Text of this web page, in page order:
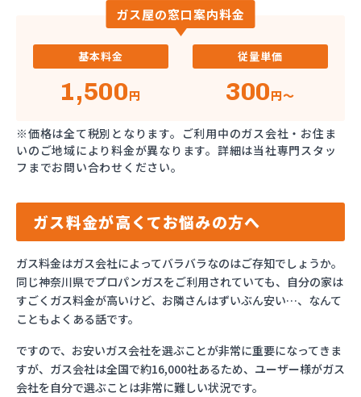
ガス屋の窓口案内料金
基本料金
1,500円
従量単価
300円～
※価格は全て税別となります。ご利用中のガス会社・お住ま
いのご地域により料金が異なります。詳細は当社専門スタッ
フまでお問い合わせください。
ガス料金が高くてお悩みの方へ
ガス料金はガス会社によってバラバラなのはご存知でしょうか。
同じ神奈川県でプロパンガスをご利用されていても、自分の家は
すごくガス料金が高いけど、お隣さんはずいぶん安い…、なんて
こともよくある話です。
ですので、お安いガス会社を選ぶことが非常に重要になってきま
すが、ガス会社は全国で約16,000社あるため、ユーザー様がガス
会社を自分で選ぶことは非常に難しい状況です。